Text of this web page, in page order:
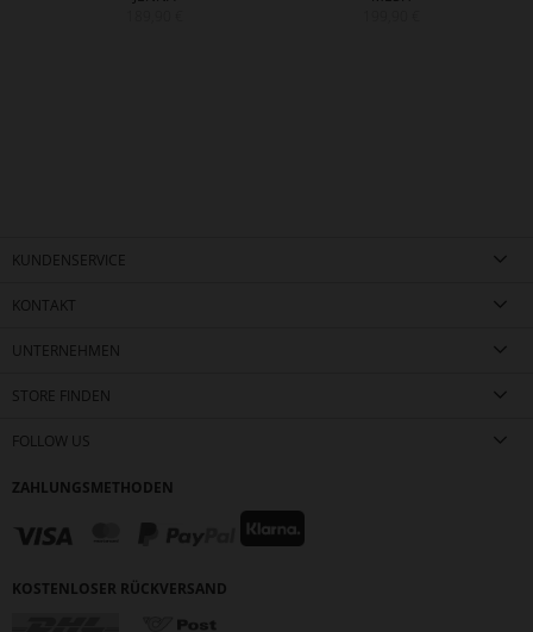
KUNDENSERVICE
KONTAKT
UNTERNEHMEN
STORE FINDEN
FOLLOW US
ZAHLUNGSMETHODEN
KOSTENLOSER RÜCKVERSAND